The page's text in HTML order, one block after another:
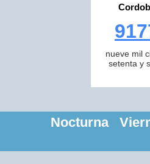
nueve mil
setenta y
Nocturna